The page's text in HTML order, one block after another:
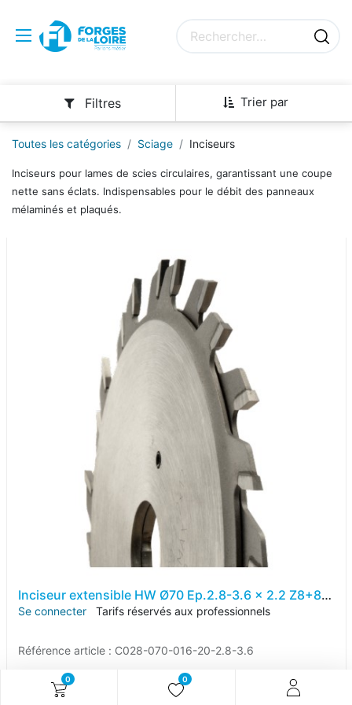
0 0
Trier par
Filtres
Toutes les catégories Sciage Inciseurs
Inciseurs pour lames de scies circulaires, garantissant une coupe
nette sans éclats. Indispensables pour le débit des panneaux
mélaminés et plaqués.
Inciseur extensible HW Ø70 Ep.2.8-3.6 x 2.2 Z8+8 Dent.Plate (FZ) Positif d20
Se connecter Tarifs réservés aux professionnels
Référence article : C028-070-016-20-2.8-3.6